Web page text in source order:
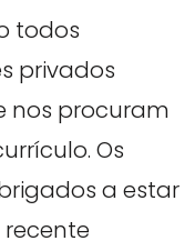
todos
privados
nos procuram
Os
a estar